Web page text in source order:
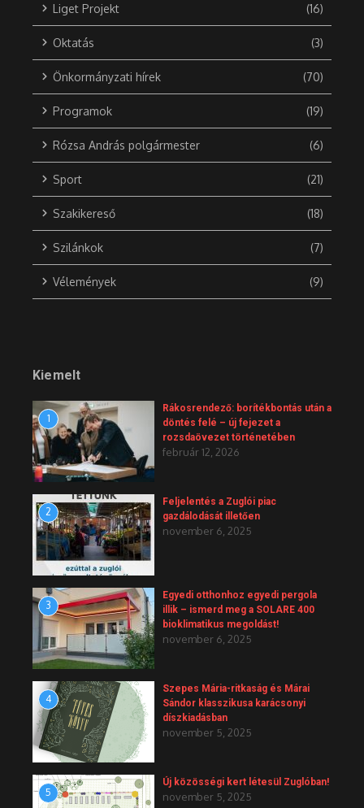
Liget Projekt (16)
Oktatás (3)
Önkormányzati hírek (70)
Programok (19)
Rózsa András polgármester (6)
Sport (21)
Szakikereső (18)
Szilánkok (7)
Vélemények (9)
Kiemelt
1
Rákosrendező: borítékbontás után a
döntés felé – új fejezet a
rozsdaövezet történetében
február 12, 2026
2
Feljelentés a Zuglói piac
gazdálodását illetően
november 6, 2025
3
Egyedi otthonhoz egyedi pergola
illik – ismerd meg a SOLARE 400
bioklimatikus megoldást!
november 6, 2025
4
Szepes Mária-ritkaság és Márai
Sándor klasszikusa karácsonyi
díszkiadásban
november 5, 2025
5
Új közösségi kert létesül Zuglóban!
november 5, 2025